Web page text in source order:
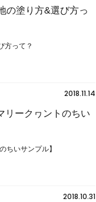
の塗り方&選び方っ
方って？
2018.11.14
リークヮントのちい
ちいサンプル】
2018.10.31